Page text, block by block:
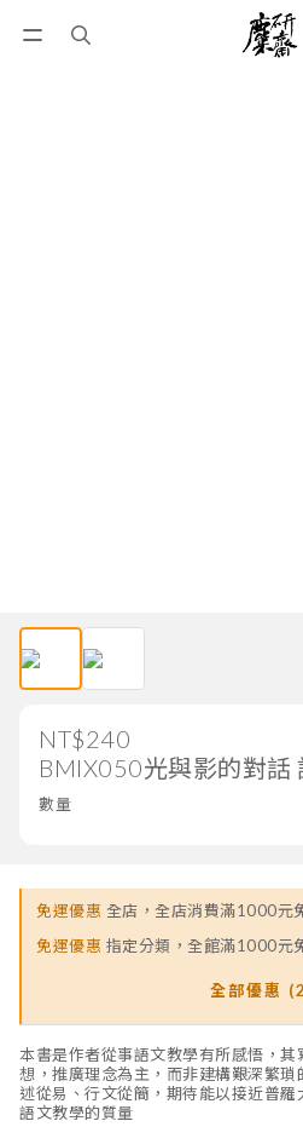
NT$240
BMIX050光與影的對話
數量
免運優惠 全店，全店消費滿1000元
免運優惠 指定分類，全館滿1000元
全部優惠
本書是作者從事語文教學有所感悟，
想，推廣理念為主，而非建構艱深繁
述從易、行文從簡，期待能以接近普
語文教學的質量